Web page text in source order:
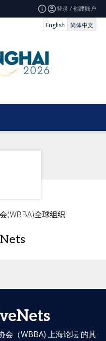
登录 / 创建账户
English
简体中文
(WBBA)全球组织
会（WBBA) 上海论坛 的其